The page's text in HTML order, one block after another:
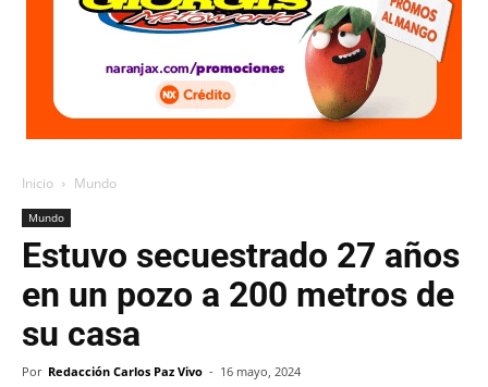
Inicio Mundo
Mundo
Estuvo secuestrado 27 años
en un pozo a 200 metros de
su casa
Por Redacción Carlos Paz Vivo - 16 mayo, 2024